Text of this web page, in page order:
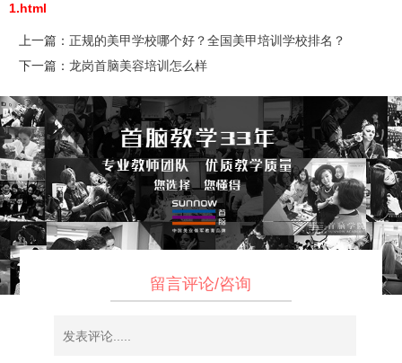
1.html
上一篇： 正规的美甲学校哪个好？全国美甲培训学校排名？
下一篇： 龙岗首脑美容培训怎么样
留言评论/咨询